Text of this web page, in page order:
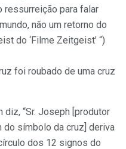
para falar
não um retorno do
do ‘Filme Zeitgeist’ “)
foi roubado de uma cruz
diz, “Sr. Joseph [produtor
do símbolo da cruz] deriva
dos 12 signos do